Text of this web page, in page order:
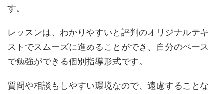
す。
レッスンは、わかりやすいと評判のオリジナルテキ
ストでスムーズに進めることができ、自分のペース
で勉強ができる個別指導形式です。
質問や相談もしやすい環境なので、遠慮することな